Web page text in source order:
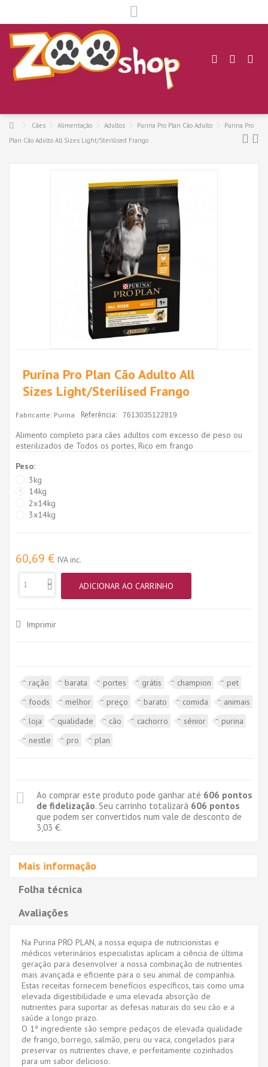
Cães Alimentação Adultos Purina Pro Plan Cão Adulto
Purina Pro
Plan Cão Adulto All Sizes Light/Sterilised Frango
Purina Pro Plan Cão Adulto All
Sizes Light/Sterilised Frango
Fabricante: Purina Referência: 7613035122819
Alimento completo para cães adultos com excesso de peso ou
esterilizados de Todos os portes, Rico em frango
Peso:
3kg
14kg
2x14kg
3x14kg
60,69 € IVA inc.
ADICIONAR AO CARRINHO
Imprimir
ração barata portes grátis champion
pet
foods
melhor preço barato comida
animais
loja
qualidade cão cachorro sénior
purina
nestle
pro plan
Ao comprar este produto pode ganhar até 606 pontos
de fidelização. Seu carrinho totalizará 606 pontos
que podem ser convertidos num vale de desconto de
3,03 €.
Mais informação
Folha técnica
Avaliações
Na Purina PRO PLAN, a nossa equipa de nutricionistas e
médicos veterinários especialistas aplicam a ciência de última
geração para desenvolver a nossa combinação de nutrientes
mais avançada e eficiente para o seu animal de companhia.
Estas receitas fornecem benefícios específicos, tais como uma
elevada digestibilidade e uma elevada absorção de
nutrientes para suportar as defesas naturais do seu cão e a
saúde a longo prazo.
O 1º ingrediente são sempre pedaços de elevada qualidade
de frango, borrego, salmão, peru ou vaca, congelados para
preservar os nutrientes chave, e perfeitamente cozinhados
para um sabor delicioso.